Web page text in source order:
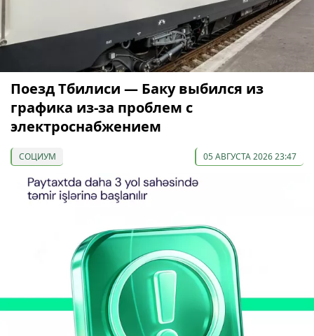
Поезд Тбилиси — Баку выбился из
графика из-за проблем с
электроснабжением
СОЦИУМ 05 АВГУСТА 2026 23:47